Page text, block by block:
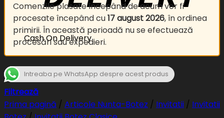
Cash On Delivery
Comenzile plasate începând de acum vor fi
procesate începând cu17 august 2026, în ordinea
primirii. În această perioadă nu se efectuează
procesări sau expedieri.
Intreaba pe WhatsApp despre acest produs
Filtrează
Prima pagină / Articole Nunta-Botez / Invitatii / Invitatii